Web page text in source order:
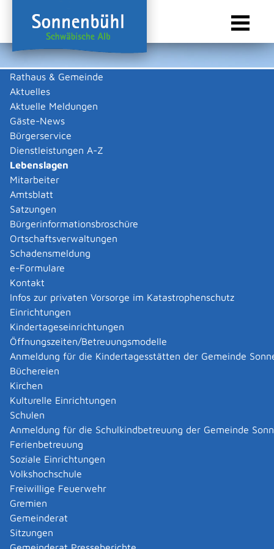
Rathaus & Gemeinde
Aktuelles
Aktuelle Meldungen
Gäste-News
Bürgerservice
Dienstleistungen A-Z
Lebenslagen
Mitarbeiter
Amtsblatt
Satzungen
Bürgerinformationsbroschüre
Ortschaftsverwaltungen
Schadensmeldung
e-Formulare
Kontakt
Infos zur privaten Vorsorge im Katastrophenschutz
Einrichtungen
Kindertageseinrichtungen
Öffnungszeiten/Betreuungsmodelle
Anmeldung für die Kindertagesstätten der Gemeinde
Büchereien
Kirchen
Kulturelle Einrichtungen
Schulen
Anmeldung für die Schulkindbetreuung der Gemeinde
Ferienbetreuung
Soziale Einrichtungen
Volkshochschule
Freiwillige Feuerwehr
Gremien
Gemeinderat
Sitzungen
Sie sind hier:
Notlagen/ Hilfen für Menschen aus der Ukraine
Lebenslagen
Hilfen für Menschen aus der
Ukraine
Herzlich willkommen in Deutschland und in Baden-
Württemberg!
Weitere Informationen finden Sie auf dem Portal
germany4ukraine
||